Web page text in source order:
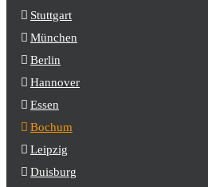
Stuttgart
München
Berlin
Hannover
Essen
Bochum
Leipzig
Duisburg